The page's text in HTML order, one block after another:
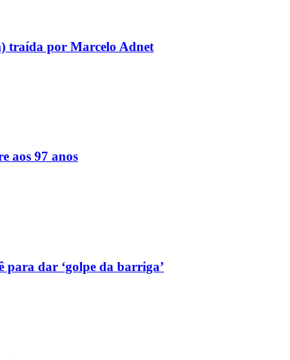
traída por Marcelo Adnet
aos 97 anos
para dar ‘golpe da barriga’